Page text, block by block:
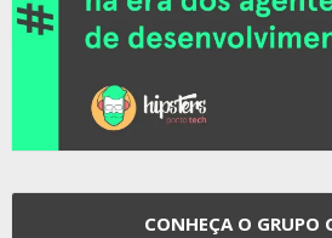
CONHEÇA O GRUPO